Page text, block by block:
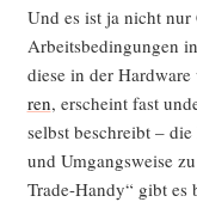
Und es ist ja nicht nur
Arbeits­be­din­gun­gen
die­se in der
ren, erscheint fast
selbst beschreibt –
und Umgangs­wei­se
Trade-Han­dy“ gibt es